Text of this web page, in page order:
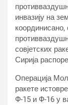
инвазију на
совјетских
Сирија
Операција
ракете
Ф-15 и Ф-16 у